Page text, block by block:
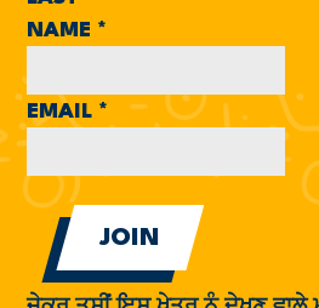
NAME *
EMAIL *